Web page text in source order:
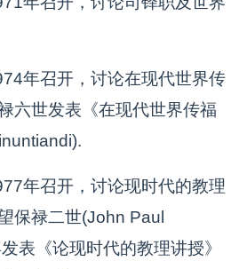
年召开，讨论在现代世界传
六世发表《在现代世界传福
年召开，讨论现时代的教理
保禄二世(John Paul
表《论现时代的教理讲授》